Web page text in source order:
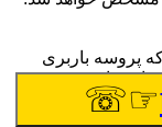
پروسه باربری
یافت.این مدت
تعیین شده
مبدا یا حجم
☞☏